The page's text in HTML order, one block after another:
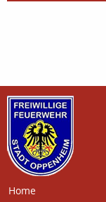
Home